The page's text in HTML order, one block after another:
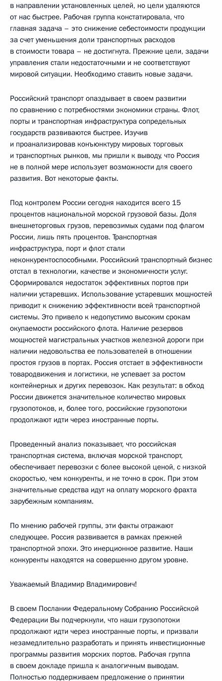
в направлении установленных целей, но цели удаляются
от нас быстрее. Рабочая группа констатировала, что
главная задача – это снижение себестоимости продукции
за счет уменьшения доли транспортных расходов
в стоимости товара – не достигнута. Прежние цели, задачи
управления стали недостаточными и не соответствуют
мировой ситуации. Необходимо ставить новые задачи.
Российский транспорт опаздывает в своем развитии
по сравнению с потребностями экономики страны. Флот,
порты и транспортная инфраструктура сопредельных
государств развиваются быстрее. Изучив
и проанализировав конъюнктуру мировых торговых
и транспортных рынков, мы пришли к выводу, что Россия
не в полной мере использует возможности для своего
развития. Вот некоторые факты.
Под контролем России сегодня находится всего 15
процентов национальной морской грузовой базы. Доля
внешнеторговых грузов, перевозимых судами под флагом
России, лишь пять процентов. Транспортная
инфраструктура, порт и флот стали
неконкурентоспособными. Российский транспортный бизнес
отстал в технологии, качестве и экономичности услуг.
Сформировался недостаток эффективных портов при
наличии устаревших. Использование устаревших мощностей
приводит к снижению эффективности всей транспортной
системы. Это привело к недопустимо высоким срокам
окупаемости российского флота. Наличие резервов
мощностей магистральных участков железной дороги при
наличии недовольства ее пользователей в отношении
простоя грузов в портах. Россия отстает в эффективности
товародвижения и логистики, не успевает за ростом
контейнерных и других перевозок. Как результат: в обход
России движется значительное количество мировых
грузопотоков, и, более того, российские грузопотоки
продолжают идти через иностранные порты.
Проведенный анализ показывает, что российская
транспортная система, включая морской транспорт,
обеспечивает перевозки с более высокой ценой, с низкой
скоростью, чем конкуренты, и не точно в срок. При этом
значительные средства идут на оплату морского фрахта
зарубежным компаниям.
По мнению рабочей группы, эти факты отражают
следующее. Россия развивается в рамках прежней
транспортной эпохи. Это инерционное развитие. Наши
конкуренты находятся на совершенно другом уровне.
Уважаемый Владимир Владимирович!
В своем Послании Федеральному Собранию Российской
Федерации Вы подчеркнули, что наши грузопотоки
продолжают идти через иностранные порты, и призвали
незамедлительно разработать и принять инвестиционные
программы развития морских портов. Рабочая группа
в своем докладе пришла к аналогичным выводам.
Полностью поддерживаем предложение о принятии